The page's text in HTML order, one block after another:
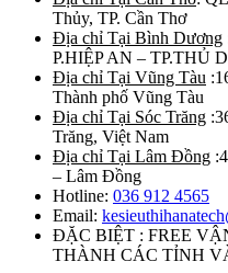
Thủy, TP. Cần Thơ
Địa chỉ Tại Bình Dương
P.HIỆP AN – TP.THỦ
Địa chỉ Tại Vũng Tàu
Thành phố Vũng Tàu
Địa chỉ Tại Sóc Trăng
Trăng, Việt Nam
Địa chỉ Tại Lâm Đồng
– Lâm Đồng
Hotline: 036 912 4565
Email:
ĐẶC BIỆT : FREE
THÀNH CÁC TỈNH